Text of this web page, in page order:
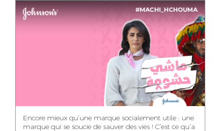
HOUMALY
ILYASS EL ADANI
ART DIRECTOR
MAHA SAKOUT
HEAD OF SOCIAL &
CONTENT
AYOUB HAMMOUDI
MOTION DESIGNER
SAWSANE LAHBIBI
PRODUCTION
DIRECTOR
Encore mieux qu’une marque socialement utile : une
marque qui se soucie de sauver des vies ! C’est ce qu’a